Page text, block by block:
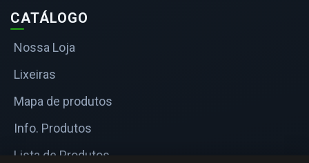
CATÁLOGO
Nossa Loja
Lixeiras
Mapa de produtos
Info. Produtos
Lista de Produtos